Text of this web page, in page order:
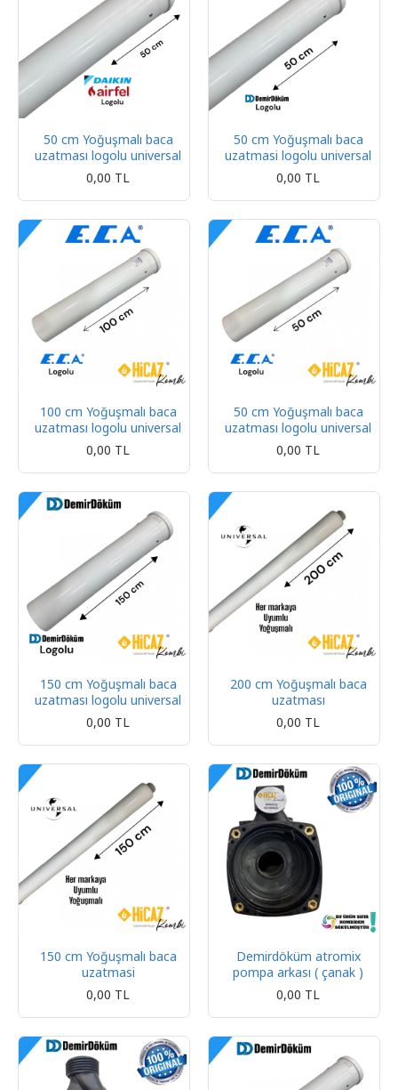
50 cm Yoğuşmalı baca
uzatması logolu universal
0,00 TL
50 cm Yoğuşmalı baca
uzatmasi logolu universal
0,00 TL
100 cm Yoğuşmalı baca
uzatması logolu universal
0,00 TL
50 cm Yoğuşmalı baca
uzatması logolu universal
0,00 TL
150 cm Yoğuşmalı baca
uzatması logolu universal
0,00 TL
200 cm Yoğuşmalı baca
uzatması
0,00 TL
150 cm Yoğuşmalı baca
uzatmasi
0,00 TL
Demirdöküm atromix
pompa arkası ( çanak )
0,00 TL